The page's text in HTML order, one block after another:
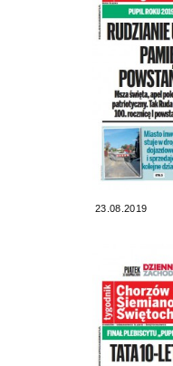
23.08.2019